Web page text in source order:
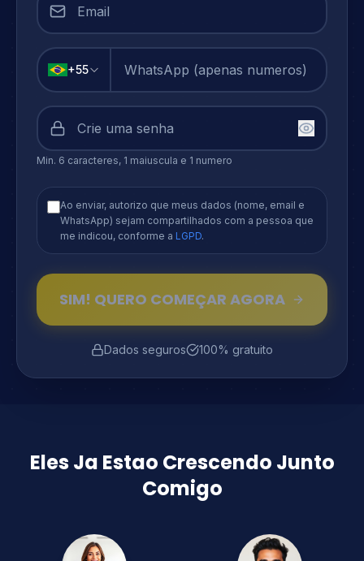
+55
Min. 6 caracteres, 1 maiuscula e 1 numero
Ao enviar, autorizo que meus dados (nome, email e
WhatsApp) sejam compartilhados com a pessoa que
me indicou, conforme a LGPD.
SIM! QUERO COMEÇAR AGORA
Dados seguros 100% gratuito
Eles Ja Estao Crescendo Junto
Comigo